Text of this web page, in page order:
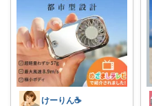
けーりん☕️